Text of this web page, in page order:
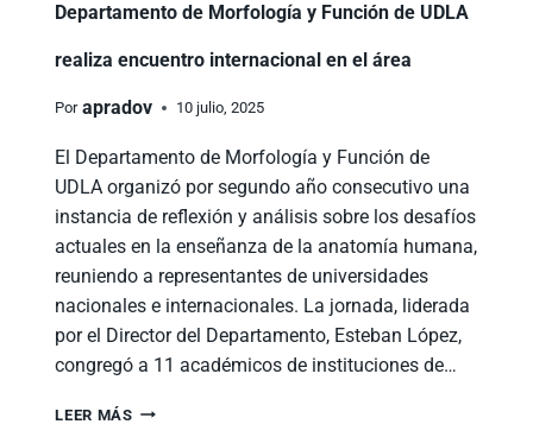
Departamento de Morfología y Función de UDLA
realiza encuentro internacional en el área
Por apradov 10 julio, 2025
El Departamento de Morfología y Función de
UDLA organizó por segundo año consecutivo una
instancia de reflexión y análisis sobre los desafíos
actuales en la enseñanza de la anatomía humana,
reuniendo a representantes de universidades
nacionales e internacionales. La jornada, liderada
por el Director del Departamento, Esteban López,
congregó a 11 académicos de instituciones de…
LEER MÁS